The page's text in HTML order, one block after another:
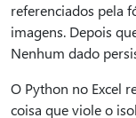
referenciados pela
imagens. Depois
Nenhum dado
O Python no Excel
coisa que viole o